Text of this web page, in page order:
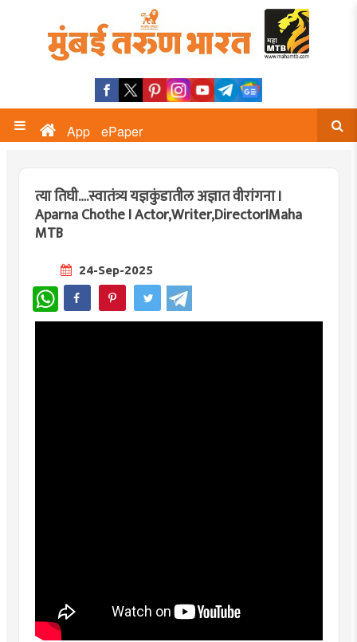
App ePaper
त्या तिघी….स्वातंत्र्य यज्ञकुंडातील अज्ञात वीरांगना I
Aparna Chothe I Actor,Writer,DirectorIMaha
MTB
24-Sep-2025
WhatsApp